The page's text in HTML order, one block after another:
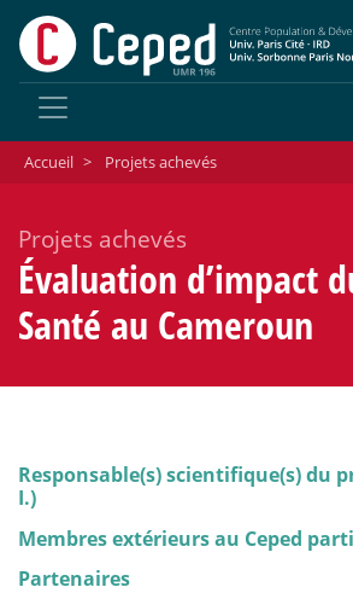
Accueil > Projets achevés
Projets achevés
Évaluation d’impact
Santé au Cameroun
Responsable(s) scientifique(s) du
I.)
Membres extérieurs au Ceped
Partenaires